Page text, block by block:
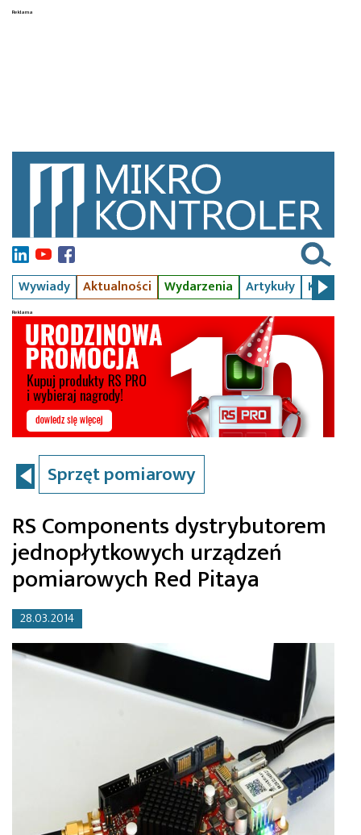
Wywiady Aktualności Wydarzenia Artykuły Kursy
Sprzęt pomiarowy
RS Components dystrybutorem
jednopłytkowych urządzeń
pomiarowych Red Pitaya
28.03.2014